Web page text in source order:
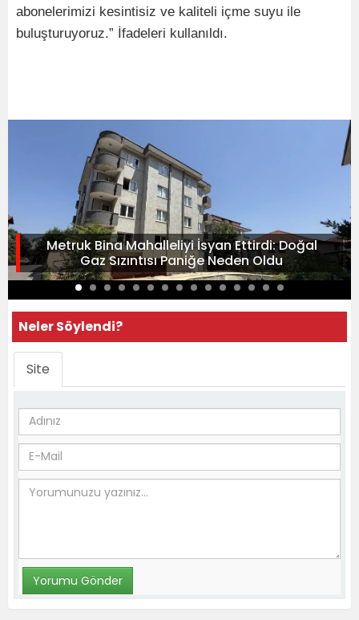
abonelerimizi kesintisiz ve kaliteli içme suyu ile
buluşturuyoruz.” İfadeleri kullanıldı.
Metruk Bina Mahalleliyi İsyan Ettirdi: Doğal
Gaz Sızıntısı Paniğe Neden Oldu
Neler Söylendi?
Site